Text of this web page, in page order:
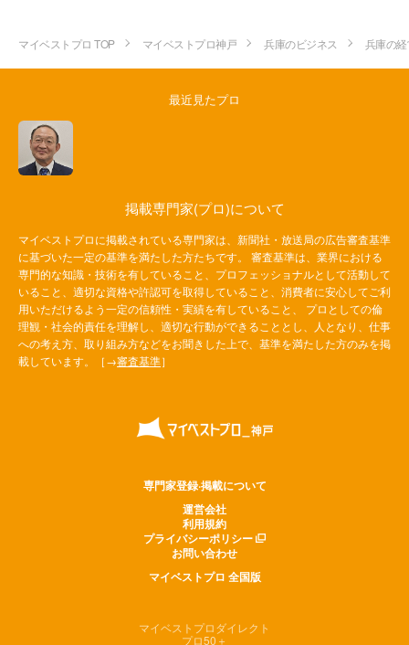
マイベストプロ TOP マイベストプロ神戸 兵庫のビジネス 兵庫の
最近見たプロ
掲載専門家(プロ)について
マイベストプロに掲載されている専門家は、新聞社・放送局の広告審査基準
に基づいた一定の基準を満たした方たちです。 審査基準は、業界における
専門的な知識・技術を有していること、プロフェッショナルとして活動して
いること、適切な資格や許認可を取得していること、消費者に安心してご利
用いただけるよう一定の信頼性・実績を有していること、 プロとしての倫
理観・社会的責任を理解し、適切な行動ができることとし、人となり、仕事
への考え方、取り組み方などをお聞きした上で、基準を満たした方のみを掲
載しています。［→審査基準］
専門家登録·掲載について
運営会社
利用規約
プライバシーポリシー
お問い合わせ
マイベストプロ 全国版
マイベストプロダイレクト
プロ50＋